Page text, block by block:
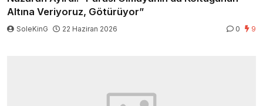
Altına Veriyoruz, Götürüyor”
SoleKinG 22 Haziran 2026 0 9